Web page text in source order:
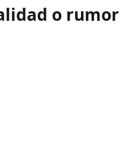
o rumor